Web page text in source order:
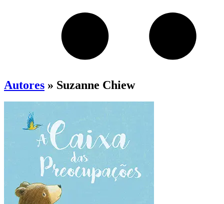
Autores » Suzanne Chiew